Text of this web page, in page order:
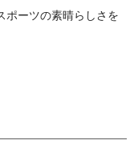
ポーツの素晴らしさを